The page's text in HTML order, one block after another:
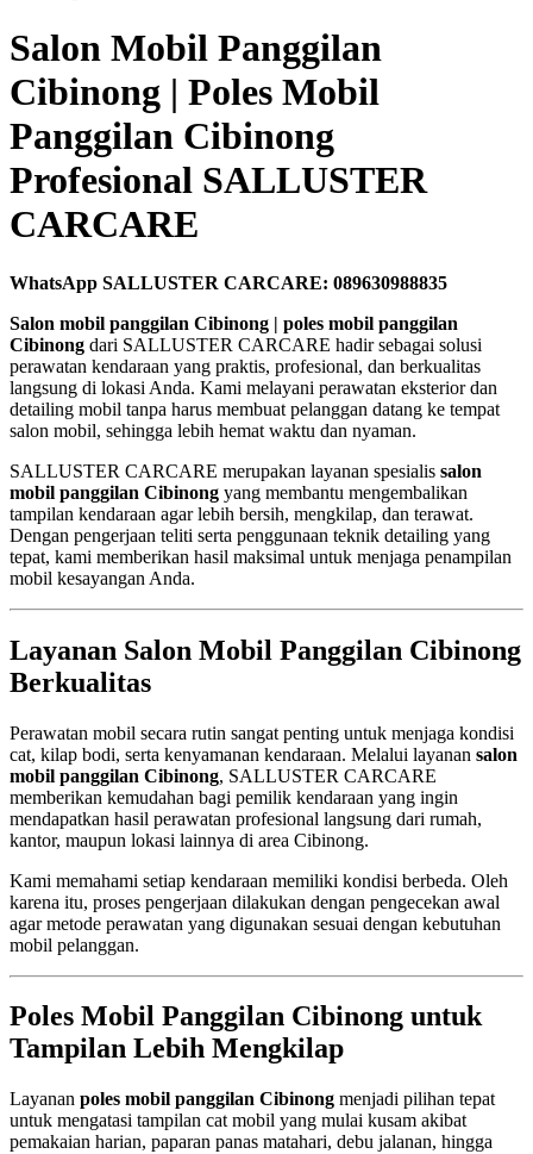
Salon Mobil Panggilan
Cibinong | Poles Mobil
Panggilan Cibinong
Profesional SALLUSTER
CARCARE
WhatsApp SALLUSTER CARCARE: 089630988835
Salon mobil panggilan Cibinong | poles mobil panggilan
Cibinong dari SALLUSTER CARCARE hadir sebagai solusi
perawatan kendaraan yang praktis, profesional, dan berkualitas
langsung di lokasi Anda. Kami melayani perawatan eksterior dan
detailing mobil tanpa harus membuat pelanggan datang ke tempat
salon mobil, sehingga lebih hemat waktu dan nyaman.
SALLUSTER CARCARE merupakan layanan spesialis salon
mobil panggilan Cibinong yang membantu mengembalikan
tampilan kendaraan agar lebih bersih, mengkilap, dan terawat.
Dengan pengerjaan teliti serta penggunaan teknik detailing yang
tepat, kami memberikan hasil maksimal untuk menjaga penampilan
mobil kesayangan Anda.
Layanan Salon Mobil Panggilan Cibinong
Berkualitas
Perawatan mobil secara rutin sangat penting untuk menjaga kondisi
cat, kilap bodi, serta kenyamanan kendaraan. Melalui layanan salon
mobil panggilan Cibinong, SALLUSTER CARCARE
memberikan kemudahan bagi pemilik kendaraan yang ingin
mendapatkan hasil perawatan profesional langsung dari rumah,
kantor, maupun lokasi lainnya di area Cibinong.
Kami memahami setiap kendaraan memiliki kondisi berbeda. Oleh
karena itu, proses pengerjaan dilakukan dengan pengecekan awal
agar metode perawatan yang digunakan sesuai dengan kebutuhan
mobil pelanggan.
Poles Mobil Panggilan Cibinong untuk
Tampilan Lebih Mengkilap
Layanan poles mobil panggilan Cibinong menjadi pilihan tepat
untuk mengatasi tampilan cat mobil yang mulai kusam akibat
pemakaian harian, paparan panas matahari, debu jalanan, hingga